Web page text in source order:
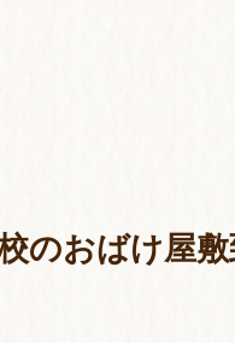
のおばけ屋